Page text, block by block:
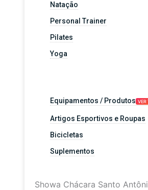
Natação
Personal Trainer
Pilates
Yoga
Equipamentos / Produtos VER
Artigos Esportivos e Roupas
Bicicletas
Suplementos
Showa Chácara Santo